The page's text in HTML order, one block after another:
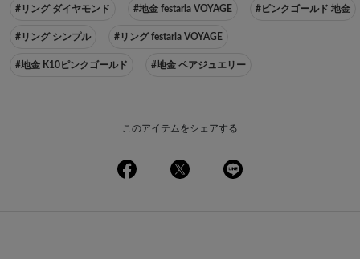
#リング ダイヤモンド #地金 festaria VOYAGE #ピンクゴールド 地金
#リング シンプル #リング festaria VOYAGE
#地金 K10ピンクゴールド #地金 ペアジュエリー
このアイテムをシェアする